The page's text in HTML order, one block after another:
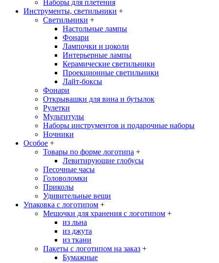
Наборы для плетения
Инструменты, светильники +
Светильники +
Настольные лампы
Фонари
Лампочки и цоколи
Интерьерные лампы
Керамические светильники
Проекционные светильники
Лайт-боксы
Фонари
Открывашки для вина и бутылок
Рулетки
Мультитулы
Наборы инструментов и подарочные наборы
Ночники
Особое +
Товары по форме логотипа +
Левитирующие глобусы
Песочные часы
Головоломки
Приколы
Удивительные вещи
Упаковка с логотипом +
Мешочки для хранения с логотипом +
из льна
из джута
из ткани
Пакеты с логотипом на заказ +
Бумажные